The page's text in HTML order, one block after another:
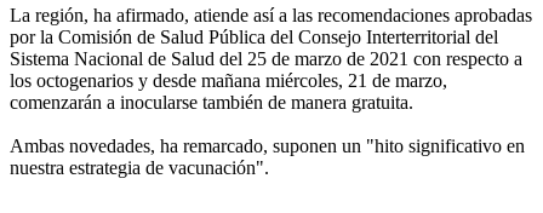
La región, ha afirmado, atiende así a las recomendaciones aprobadas
por la Comisión de Salud Pública del Consejo Interterritorial del
Sistema Nacional de Salud del 25 de marzo de 2021 con respecto a
los octogenarios y desde mañana miércoles, 21 de marzo,
comenzarán a inocularse también de manera gratuita.
Ambas novedades, ha remarcado, suponen un "hito significativo en
nuestra estrategia de vacunación".